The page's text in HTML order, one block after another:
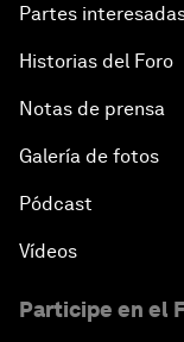
Partes
Historias del Foro
Notas de prensa
Galería de fotos
Pódcast
Vídeos
Participe en el